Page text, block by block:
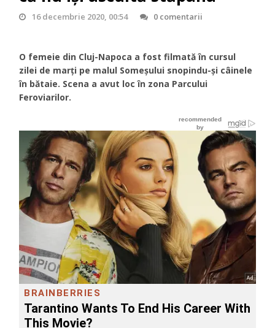
16 decembrie 2020, 00:54 0 comentarii
O femeie din Cluj-Napoca a fost filmată în cursul
zilei de marți pe malul Someșului snopindu-și câinele
în bătaie. Scena a avut loc în zona Parcului
Feroviarilor.